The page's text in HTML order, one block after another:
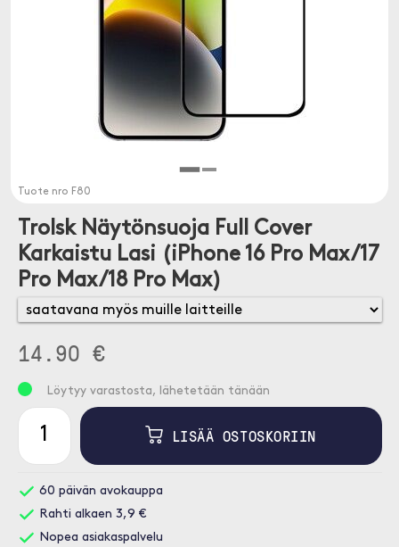
Tuote nro F80
Trolsk Näytönsuoja Full Cover
Karkaistu Lasi (iPhone 16 Pro Max/17
Pro Max/18 Pro Max)
14.90 €
Löytyy varastosta, lähetetään tänään
LISÄÄ OSTOSKORIIN
60 päivän avokauppa
Rahti alkaen 3,9 €
Nopea asiakaspalvelu